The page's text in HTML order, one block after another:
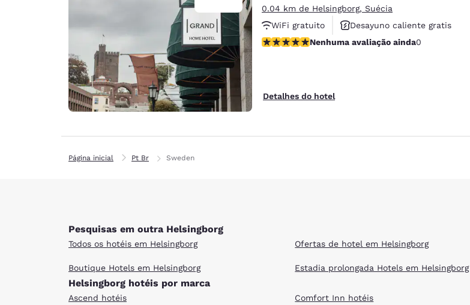
0.04 km de Helsingborg, Suécia
WiFi gratuito
Desayuno caliente gratis
Se aceptan mascotas
Nenhuma avaliação ainda
Nenhuma avaliação ainda0
Detalhes do hotel
Página inicial Pt Br Sweden
Pesquisas em outra Helsingborg
Todos os hotéis em Helsingborg
Boutique Hotels em Helsingborg
Ofertas de hotel em Helsingborg
Estadia prolongada Hotels em Helsingborg
Helsingborg hotéis por marca
Ascend hotéis Comfort Inn hotéis